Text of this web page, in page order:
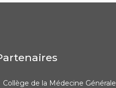
Collège de la Médecine Générale